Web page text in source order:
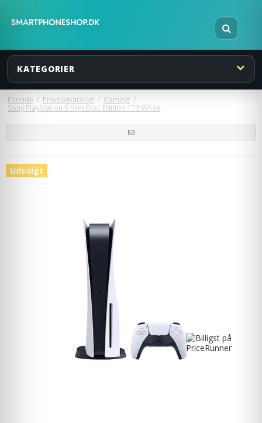
KATEGORIER
Forside / Produktkatalog / Gaming /
Sony PlayStation 5 Slim Disc Edition 1TB White
Udsolgt